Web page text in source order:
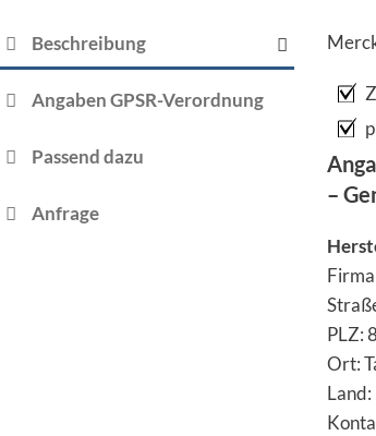
Beschreibung
Angaben GPSR-Verordnung
Passend dazu
Anfrage
–
PLZ:
Ort: